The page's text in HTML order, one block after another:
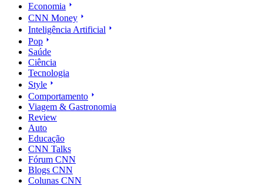
Economia
CNN Money
Inteligência Artificial
Pop
Saúde
Ciência
Tecnologia
Style
Comportamento
Viagem & Gastronomia
Review
Auto
Educação
CNN Talks
Fórum CNN
Blogs CNN
Colunas CNN